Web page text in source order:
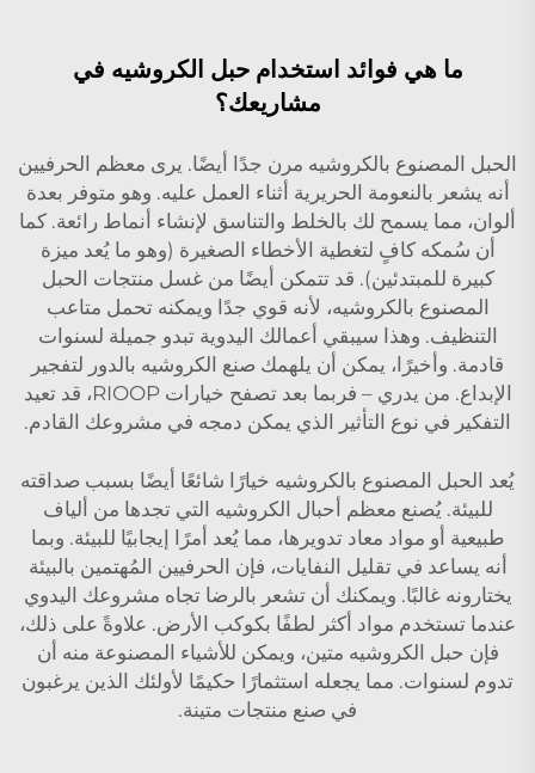
ما هي فوائد استخدام حبل الكروشيه في
مشاريعك؟
الحبل المصنوع بالكروشيه مرن جدًا أيضًا. يرى معظم الحرفيين
أنه يشعر بالنعومة الحريرية أثناء العمل عليه. وهو متوفر بعدة
ألوان، مما يسمح لك بالخلط والتناسق لإنشاء أنماط رائعة. كما
أن سُمكه كافٍ لتغطية الأخطاء الصغيرة (وهو ما يُعد ميزة
كبيرة للمبتدئين). قد تتمكن أيضًا من غسل منتجات الحبل
المصنوع بالكروشيه، لأنه قوي جدًا ويمكنه تحمل متاعب
التنظيف. وهذا سيبقي أعمالك اليدوية تبدو جميلة لسنوات
قادمة. وأخيرًا، يمكن أن يلهمك صنع الكروشيه بالدور لتفجير
الإبداع. من يدري – فربما بعد تصفح خيارات RIOOP، قد تعيد
التفكير في نوع التأثير الذي يمكن دمجه في مشروعك القادم.
يُعد الحبل المصنوع بالكروشيه خيارًا شائعًا أيضًا بسبب صداقته
للبيئة. يُصنع معظم أحبال الكروشيه التي تجدها من ألياف
طبيعية أو مواد معاد تدويرها، مما يُعد أمرًا إيجابيًا للبيئة. وبما
أنه يساعد في تقليل النفايات، فإن الحرفيين المُهتمين بالبيئة
يختارونه غالبًا. ويمكنك أن تشعر بالرضا تجاه مشروعك اليدوي
عندما تستخدم مواد أكثر لطفًا بكوكب الأرض. علاوةً على ذلك،
فإن حبل الكروشيه متين، ويمكن للأشياء المصنوعة منه أن
تدوم لسنوات. مما يجعله استثمارًا حكيمًا لأولئك الذين يرغبون
في صنع منتجات متينة.